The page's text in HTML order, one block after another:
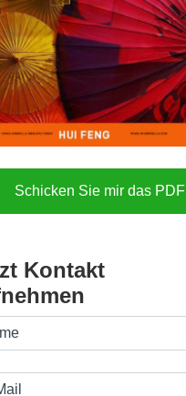
Schicken Sie mir das PDF
Kontakt